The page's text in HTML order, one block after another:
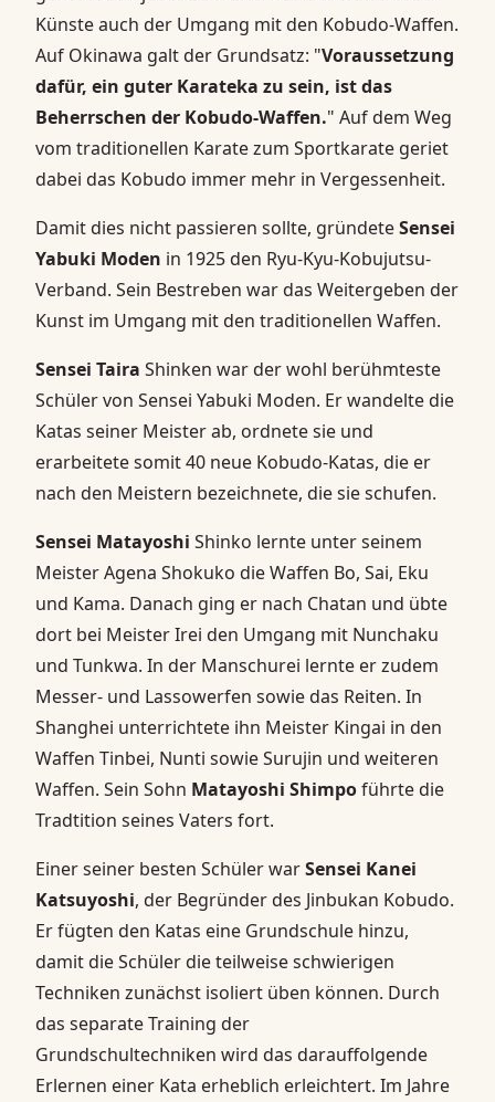
Künste auch der Umgang mit den Kobudo-Waffen.
Auf Okinawa galt der Grundsatz: "Voraussetzung
dafür, ein guter Karateka zu sein, ist das
Beherrschen der Kobudo-Waffen." Auf dem Weg
vom traditionellen Karate zum Sportkarate geriet
dabei das Kobudo immer mehr in Vergessenheit.
Damit dies nicht passieren sollte, gründeteSensei
Yabuki Moden in 1925 den Ryu-Kyu-Kobujutsu-
Verband. Sein Bestreben war das Weitergeben der
Kunst im Umgang mit den traditionellen Waffen.
Sensei Taira Shinken war der wohl berühmteste
Schüler von Sensei Yabuki Moden. Er wandelte die
Katas seiner Meister ab, ordnete sie und
erarbeitete somit 40 neue Kobudo-Katas, die er
nach den Meistern bezeichnete, die sie schufen.
Sensei Matayoshi Shinko lernte unter seinem
Meister Agena Shokuko die Waffen Bo, Sai, Eku
und Kama. Danach ging er nach Chatan und übte
dort bei Meister Irei den Umgang mit Nunchaku
und Tunkwa. In der Manschurei lernte er zudem
Messer- und Lassowerfen sowie das Reiten. In
Shanghei unterrichtete ihn Meister Kingai in den
Waffen Tinbei, Nunti sowie Surujin und weiteren
Waffen. Sein Sohn Matayoshi Shimpoführte die
Tradtition seines Vaters fort.
Einer seiner besten Schüler warSensei Kanei
Katsuyoshi, der Begründer des Jinbukan Kobudo.
Er fügten den Katas eine Grundschule hinzu,
damit die Schüler die teilweise schwierigen
Techniken zunächst isoliert üben können. Durch
das separate Training der
Grundschultechniken wird das darauffolgende
Erlernen einer Kata erheblich erleichtert. Im Jahre